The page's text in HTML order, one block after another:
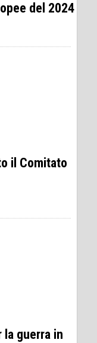
del 2024
il Comitato
guerra in